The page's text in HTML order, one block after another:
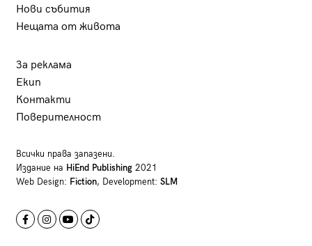
Нови събития
Нещата от живота
За реклама
Екип
Контакти
Поверителност
Всички права запазени.
Издание на HiEnd Publishing2021
Web Design: Fiction, Development: SLM